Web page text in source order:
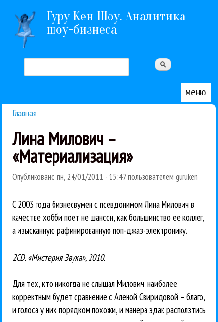
Перейти к основному содержанию
Гуру Кен Шоу. Аналитика
шоу-бизнеса
Форма поиска
меню
Главная
Лина Милович –
«Материализация»
Опубликовано пн, 24/01/2011 - 15:47пользователем guruken
С 2003 года бизнесвумен с псевдонимом Лина Милович в
качестве хобби поет не шансон, как большинство ее коллег,
а изысканную рафинированную поп-джаз-электронику.
2CD. «Мистерия Звука», 2010.
Для тех, кто никогда не слышал Милович, наиболее
корректным будет сравнение с Аленой Свиридовой – благо,
и голоса у них порядком похожи, и манера эдак расползтись